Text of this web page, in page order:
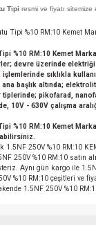
Tipi resmi ve fiyatı sitemize
%10 RM:10 Kemet
devre üzerinde
sıklıkla
başlık altında;
pikofarad,
10V - 630V çalışma
%10 RM:10 Kemet
1.5NF 250V %10 RM:10
250V %10 RM:10 satın
Aynı gün kargo ile
%10 RM:10 çeşitleri ve
1.5NF 250V %10